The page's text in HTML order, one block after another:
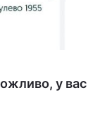
у вас